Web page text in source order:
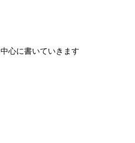
心に書いていきます